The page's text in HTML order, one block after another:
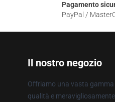
Pagamento
PayPal /
Il nostro negozio
Offriamo una vasta
qualità e